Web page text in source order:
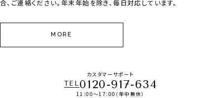
合、ご連絡ください。年末年始を除き、毎日対応しています。
MORE
カスタマーサポート
TEL0120-917-634
11:00～17:00（年中無休）